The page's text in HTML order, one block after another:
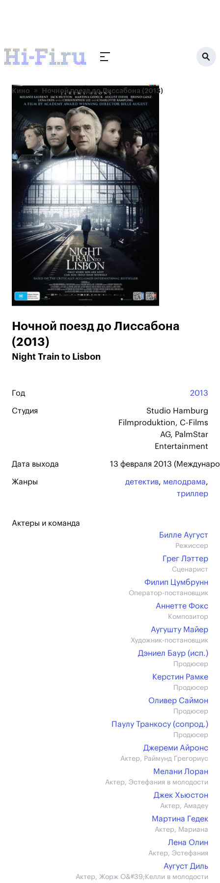
Кино Ночной поезд до Лиссабона (2013)
Ночной поезд до Лиссабона
(2013)
Night Train to Lisbon
Год 2013
Студия
Studio Hamburg
Filmproduktion, C-Films
AG, PalmStar
Entertainment
Дата выхода 13 февраля 2013
Жанры детектив, мелодрама,
триллер
Актеры и команда
Билле Аугуст
Режиссер
Грег Лэттер
Сценарист
Филип Цумбрунн
Оператор-постановщик
Аннетте Фокс
Композитор
Аугушту Майер
Художник-постановщик
Дэниел Баур (иcп.)
Продюсер
Керстин Рамке
Продюсер
Оливер Саймон
Продюсер
Паулу Транкосу (сопрод.)
Продюсер
Джереми Айронс
Актер, Раймунд Грегориус
Мелани Лоран
Актер, Эстефания в молодости
Джек Хьюстон
Актер, Амадеу
Мартина Гедек
Актер, Мариана
Лена Олин
Актер, Эстефания
Аугуст Диль
Актер, Жорж О&#39;Келли в молодости